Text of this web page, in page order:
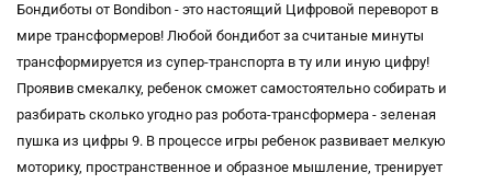
Бондиботы от Bondibon - это настоящий Цифровой переворот в
мире трансформеров! Любой бондибот за считаные минуты
трансформируется из супер-транспорта в ту или иную цифру!
Проявив смекалку, ребенок сможет самостоятельно собирать и
разбирать сколько угодно раз робота-трансформера - зеленая
пушка из цифры 9. В процессе игры ребенок развивает мелкую
моторику, пространственное и образное мышление, тренирует